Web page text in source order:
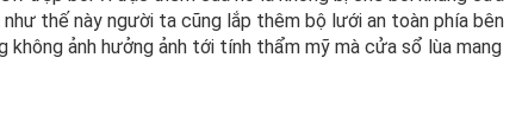
thế này người ta cũng lắp thêm bộ lưới an toàn phía bên
ảnh hưởng ảnh tới tính thẩm mỹ mà cửa sổ lùa mang